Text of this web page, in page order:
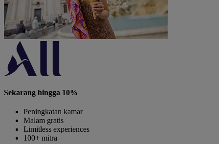
Sekarang hingga 10%
Peningkatan kamar
Malam gratis
Limitless experiences
100+ mitra